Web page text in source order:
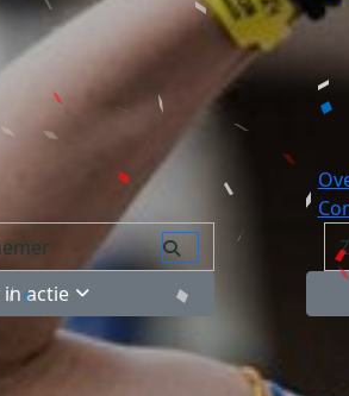
actie